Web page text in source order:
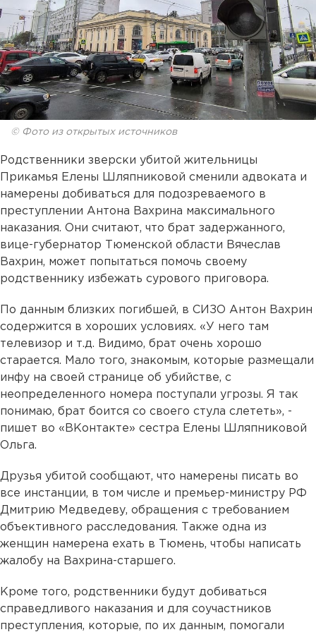
© Фото из открытых источников
Родственники зверски убитой жительницы
Прикамья Елены Шляпниковой сменили адвоката и
намерены добиваться для подозреваемого в
преступлении Антона Вахрина максимального
наказания. Они считают, что брат задержанного,
вице-губернатор Тюменской области Вячеслав
Вахрин, может попытаться помочь своему
родственнику избежать сурового приговора.
По данным близких погибшей, в СИЗО Антон Вахрин
содержится в хороших условиях. «У него там
телевизор и т.д. Видимо, брат очень хорошо
старается. Мало того, знакомым, которые размещали
инфу на своей странице об убийстве, с
неопределенного номера поступали угрозы. Я так
понимаю, брат боится со своего стула слететь», -
пишет во «ВКонтакте» сестра Елены Шляпниковой
Ольга.
Друзья убитой сообщают, что намерены писать во
все инстанции, в том числе и премьер-министру РФ
Дмитрию Медведеву, обращения с требованием
объективного расследования. Также одна из
женщин намерена ехать в Тюмень, чтобы написать
жалобу на Вахрина-старшего.
Кроме того, родственники будут добиваться
справедливого наказания и для соучастников
преступления, которые, по их данным, помогали